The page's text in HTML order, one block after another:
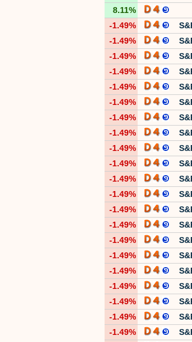
8.11%
-1.49%
-1.49%
-1.49%
-1.49%
-1.49%
-1.49%
-1.49%
-1.49%
-1.49%
-1.49%
-1.49%
-1.49%
-1.49%
-1.49%
-1.49%
-1.49%
-1.49%
-1.49%
-1.49%
-1.49%
-1.49%